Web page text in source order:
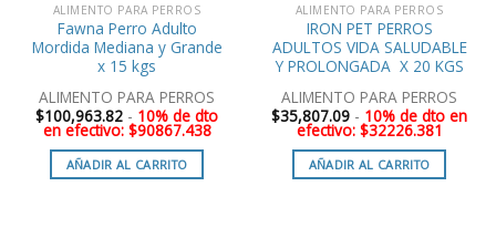
ALIMENTO PARA PERROS
Fawna Perro Adulto
Mordida Mediana y Grande
x 15 kgs
ALIMENTO PARA PERROS
$100,963.82 - 10% de dto
en efectivo: $90867.438
AÑADIR AL CARRITO
ALIMENTO PARA PERROS
IRON PET PERROS
ADULTOS VIDA SALUDABLE
Y PROLONGADA X 20 KGS
ALIMENTO PARA PERROS
$35,807.09 - 10% de dto en
efectivo: $32226.381
AÑADIR AL CARRITO